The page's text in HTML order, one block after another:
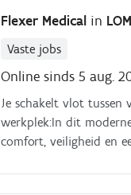
Flexer Medical in
Vaste jobs
Online sinds 5 aug.
Je schakelt vlot tussen
werkplek:In dit
comfort, veiligheid en